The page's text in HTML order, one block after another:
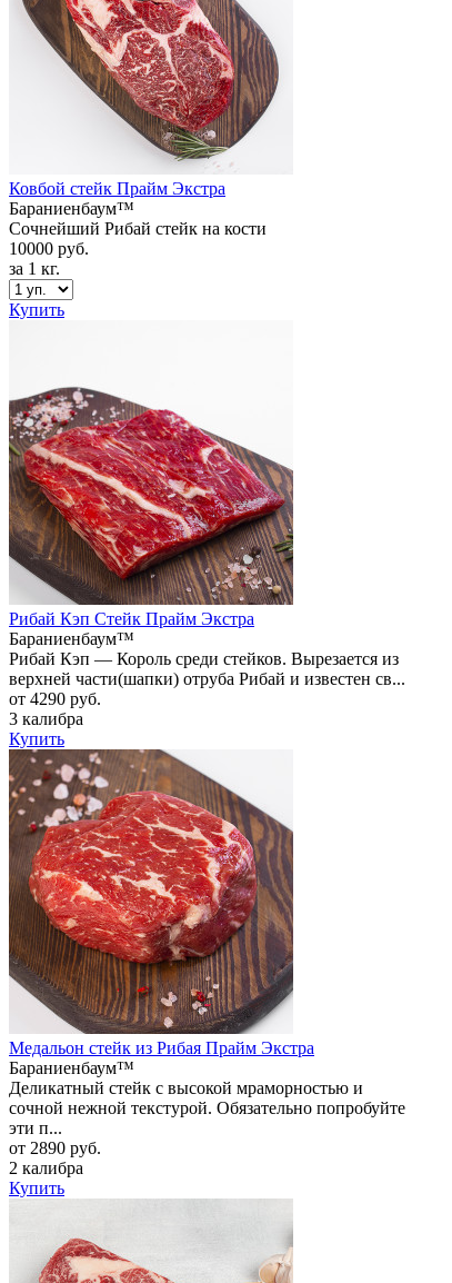
Ковбой стейк Прайм Экстра
Бараниенбаум™
Сочнейший Рибай стейк на кости
10000 руб.
за 1 кг.
Купить
Рибай Кэп Стейк Прайм Экстра
Бараниенбаум™
Рибай Кэп — Король среди стейков. Вырезается из
верхней части(шапки) отруба Рибай и известен св...
от 4290 руб.
3 калибра
Купить
Медальон стейк из Рибая Прайм Экстра
Бараниенбаум™
Деликатный стейк с высокой мраморностью и
сочной нежной текстурой. Обязательно попробуйте
эти п...
от 2890 руб.
2 калибра
Купить